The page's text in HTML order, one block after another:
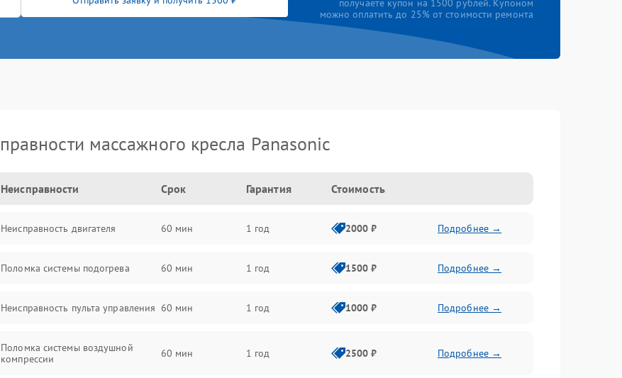
получаете купон на 1500 рублей. Купоном
можно оплатить до 25% от стоимости ремонта
массажного кресла Panasonic
Неисправности Срок Гарантия Стоимость
Неисправность двигателя 60 мин 1 год 2000 ₽ Подробнее →
Поломка системы подогрева 60 мин 1 год 1500 ₽ Подробнее →
Неисправность пульта управления 60 мин 1 год 1000 ₽ Подробнее →
Поломка системы воздушной
компрессии
60 мин 1 год 2500 ₽ Подробнее →